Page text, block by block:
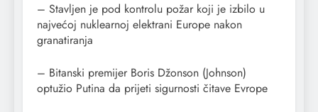
– Stavljen je pod kontrolu požar koji je izbilo u
najvećoj nuklearnoj elektrani Europe nakon
granatiranja
– Bitanski premijer Boris Džonson (Johnson)
optužio Putina da prijeti sigurnosti čitave Evrope